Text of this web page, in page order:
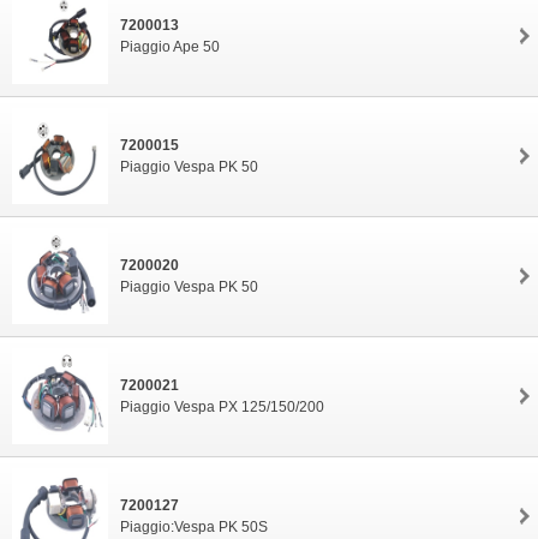
7200013
Piaggio Ape 50
7200015
Piaggio Vespa PK 50
7200020
Piaggio Vespa PK 50
7200021
Piaggio Vespa PX 125/150/200
7200127
Piaggio:Vespa PK 50S